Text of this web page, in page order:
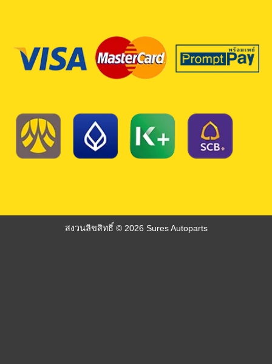
สงวนลิขสิทธิ์ © 2026 Sures Autoparts